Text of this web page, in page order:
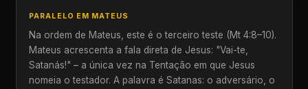
PARALELO EM MATEUS
Na ordem de Mateus, este é o terceiro teste (Mt 4:8–10).
Mateus acrescenta a fala direta de Jesus: "Vai-te,
Satanás!" – a única vez na Tentação em que Jesus
nomeia o testador. A palavra é Satanas: o adversário, o